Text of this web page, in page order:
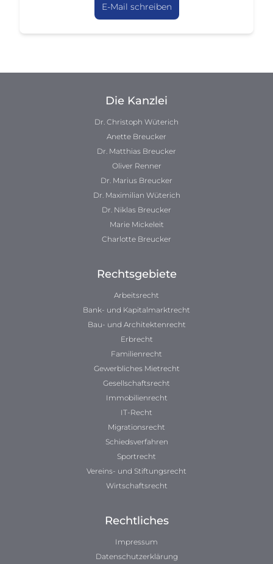
E-Mail schreiben
Die Kanzlei
Dr. Christoph Wüterich
Anette Breucker
Dr. Matthias Breucker
Oliver Renner
Dr. Marius Breucker
Dr. Maximilian Wüterich
Dr. Niklas Breucker
Marie Mickeleit
Charlotte Breucker
Rechtsgebiete
Arbeitsrecht
Bank- und Kapitalmarktrecht
Bau- und Architektenrecht
Erbrecht
Familienrecht
Gewerbliches Mietrecht
Gesellschaftsrecht
Immobilienrecht
IT-Recht
Migrationsrecht
Schiedsverfahren
Sportrecht
Vereins- und Stiftungsrecht
Wirtschaftsrecht
Rechtliches
Impressum
Datenschutzerklärung